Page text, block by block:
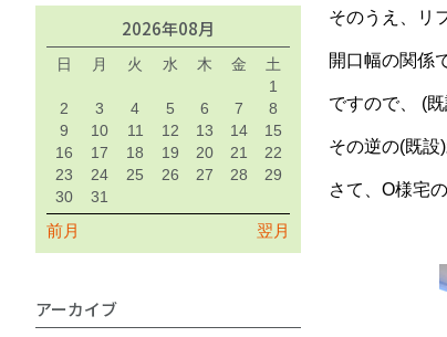
そのうえ、リ
開口幅の関係
ですので、 (
その逆の(既設
さて、O様宅
2026年08月
日 月 火 水 木 金
土
1
2
3 4 5 6 7
8
9
10 11 12 13 14
15
16
17 18 19 20 21
22
23
24 25 26 27 28
29
30
31
前月 翌月
アーカイブ